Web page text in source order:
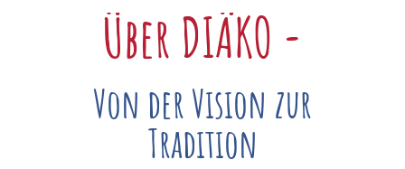
Über DIÄKO -
Von der Vision zur
Tradition